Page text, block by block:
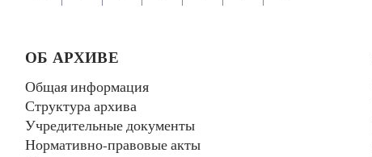
ОБ АРХИВЕ
Общая информация
Структура архива
Учредительные документы
Нормативно-правовые акты